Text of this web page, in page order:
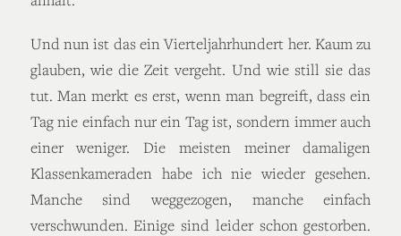
Und nun ist das ein Vierteljahrhundert her. Kaum zu
glauben, wie die Zeit vergeht. Und wie still sie das
tut. Man merkt es erst, wenn man begreift, dass ein
Tag nie einfach nur ein Tag ist, sondern immer auch
einer weniger. Die meisten meiner damaligen
Klassenkameraden habe ich nie wieder gesehen.
Manche sind weggezogen, manche einfach
verschwunden. Einige sind leider schon gestorben.